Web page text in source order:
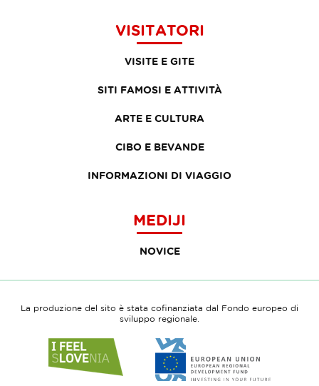
VISITATORI
VISITE E GITE
SITI FAMOSI E ATTIVITÀ
ARTE E CULTURA
CIBO E BEVANDE
INFORMAZIONI DI VIAGGIO
MEDIJI
NOVICE
La produzione del sito è stata cofinanziata dal Fondo europeo di
sviluppo regionale.
to
website
to
website